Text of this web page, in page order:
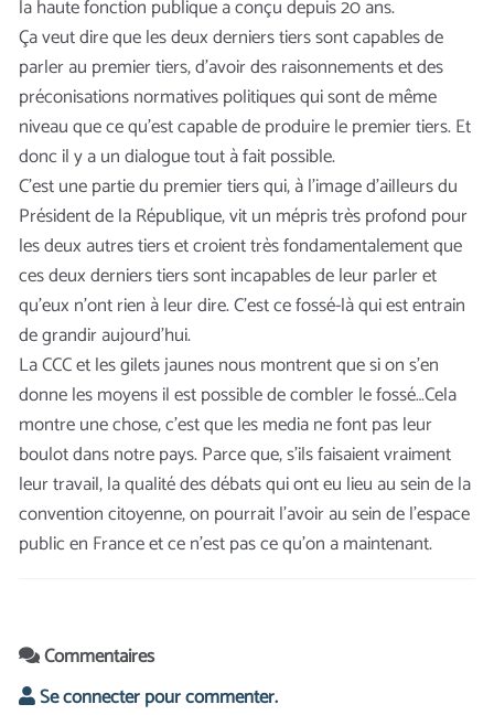
la haute fonction publique a conçu depuis 20 ans.
Ça veut dire que les deux derniers tiers sont capables de
parler au premier tiers, d’avoir des raisonnements et des
préconisations normatives politiques qui sont de même
niveau que ce qu’est capable de produire le premier tiers. Et
donc il y a un dialogue tout à fait possible.
C’est une partie du premier tiers qui, à l’image d’ailleurs du
Président de la République, vit un mépris très profond pour
les deux autres tiers et croient très fondamentalement que
ces deux derniers tiers sont incapables de leur parler et
qu’eux n’ont rien à leur dire. C’est ce fossé-là qui est entrain
de grandir aujourd’hui.
La CCC et les gilets jaunes nous montrent que si on s’en
donne les moyens il est possible de combler le fossé…Cela
montre une chose, c’est que les media ne font pas leur
boulot dans notre pays. Parce que, s’ils faisaient vraiment
leur travail, la qualité des débats qui ont eu lieu au sein de la
convention citoyenne, on pourrait l’avoir au sein de l’espace
public en France et ce n’est pas ce qu’on a maintenant.
Commentaires
Se connecter pour commenter.